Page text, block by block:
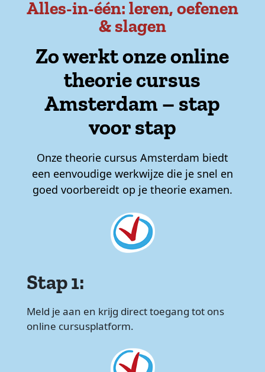
Alles-in-één: leren, oefenen
& slagen
Zo werkt onze online
theorie cursus
Amsterdam – stap
voor stap
Onze theorie cursus Amsterdam biedt
een eenvoudige werkwijze die je snel en
goed voorbereidt op je theorie examen.
Stap 1:
Meld je aan en krijg direct toegang tot ons
online cursusplatform.